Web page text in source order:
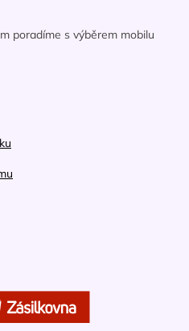
poradíme s výběrem mobilu